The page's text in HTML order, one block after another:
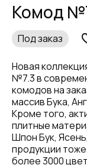
Комод
Под заказ
Новая
№7.3 в
комодов на
массив Бука,
Кроме того,
плитные
Шпон Бук,
продукции
более 3000